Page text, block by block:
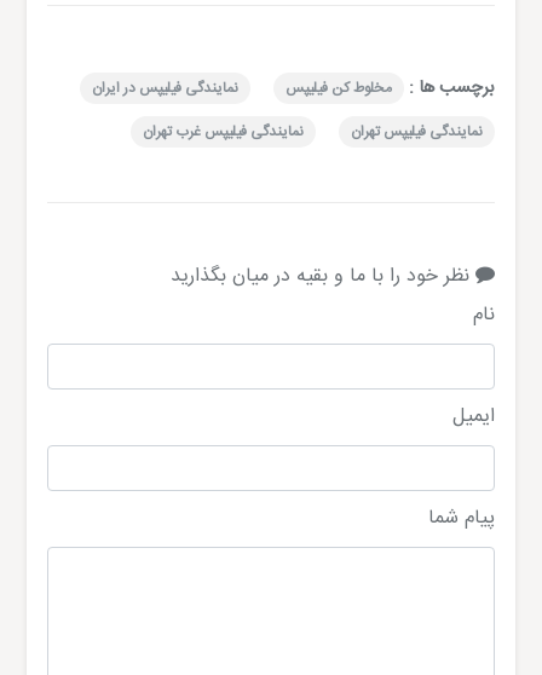
برچسب ها : مخلوط کن فیلیپس
نمایندگی فیلیپس در ایران
نمایندگی فیلیپس تهران
نمایندگی فیلیپس غرب تهران
نظر خود را با ما و بقیه در میان بگذارید
نام
ایمیل
پیام شما